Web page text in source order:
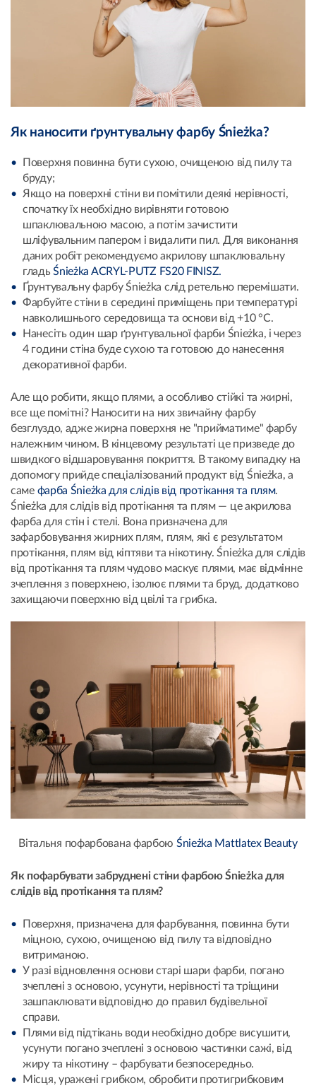
Як наносити ґрунтувальну фарбу Śnieżka?
Поверхня повинна бути сухою, очищеною від пилу та
бруду;
Якщо на поверхні стіни ви помітили деякі нерівності,
спочатку їх необхідно вирівняти готовою
шпаклювальною масою, а потім зачистити
шліфувальним папером і видалити пил. Для виконання
даних робіт рекомендуємо акрилову шпаклювальну
гладьŚnieżka ACRYL-PUTZ FS20 FINISZ.
Ґрунтувальну фарбу Śnieżka слід ретельно перемішати.
Фарбуйте стіни в середині приміщень при температурі
навколишнього середовища та основи від +10 °C.
Нанесіть один шар ґрунтувальної фарби Śnieżka, і через
4 години стіна буде сухою та готовою до нанесення
декоративної фарби.
Але що робити, якщо плями, а особливо стійкі та жирні,
все ще помітні? Наносити на них звичайну фарбу
безглуздо, адже жирна поверхня не "прийматиме" фарбу
належним чином. В кінцевому результаті це призведе до
швидкого відшаровування покриття. В такому випадку на
допомогу прийде спеціалізований продукт від Śnieżka, а
саме фарба Śnieżka для слідів від протікання та плям.
Śnieżka для слідів від протікання та плям — це акрилова
фарба для стін і стелі. Вона призначена для
зафарбовування жирних плям, плям, які є результатом
протікання, плям від кіптяви та нікотину. Śnieżka для слідів
від протікання та плям чудово маскує плями, має відмінне
зчеплення з поверхнею, ізолює плями та бруд, додатково
захищаючи поверхню від цвілі та грибка.
Вітальня пофарбована фарбою Śnieżka Mattlatex Beauty
Як пофарбувати забруднені стіни фарбою Śnieżka для
слідів від протікання та плям?
Поверхня, призначена для фарбування, повинна бути
міцною, сухою, очищеною від пилу та відповідно
витриманою.
У разі відновлення основи старі шари фарби, погано
зчеплені з основою, усунути, нерівності та тріщини
зашпаклювати відповідно до правил будівельної
справи.
Плями від підтікань води необхідно добре висушити,
усунути погано зчеплені з основою частинки сажі, від
жиру та нікотину – фарбувати безпосередньо.
Місця, уражені грибком, обробити протигрибковим